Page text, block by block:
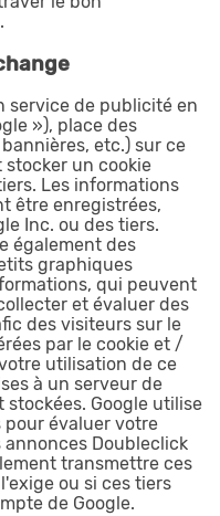
service de publicité en
»), place des
etc.) sur ce
un cookie
Les informations
être enregistrées,
Inc. ou des tiers.
également des
graphiques
qui peuvent
et évaluer des
des visiteurs sur le
par le cookie et /
utilisation de ce
à un serveur de
Google utilise
pour évaluer votre
Doubleclick
transmettre ces
ou si ces tiers
de Google.